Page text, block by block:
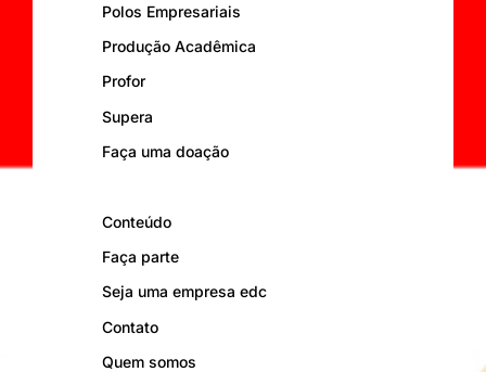
Polos Empresariais
Produção Acadêmica
Profor
Supera
Faça uma doação
Conteúdo
Faça parte
Seja uma empresa edc
Contato
Quem somos